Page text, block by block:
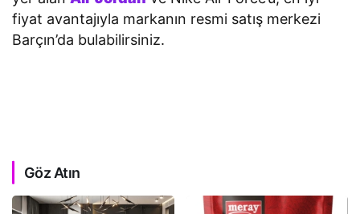
fiyat avantajıyla markanın resmi satış merkezi
Barçın’da bulabilirsiniz.
Göz Atın